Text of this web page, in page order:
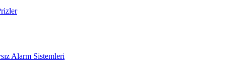
Alarm Sistemleri